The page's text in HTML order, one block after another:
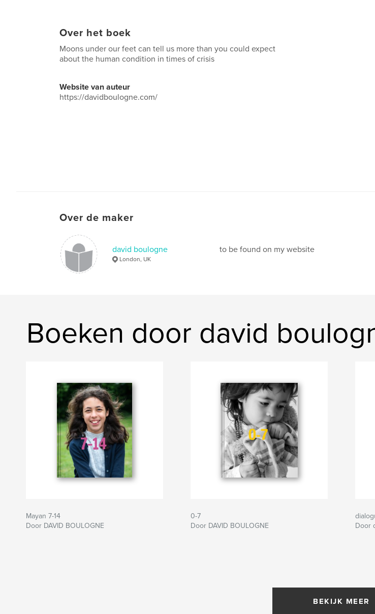
Over het boek
Moons under our feet can tell us more than you could expect
about the human condition in times of crisis
Website van auteur
https://davidboulogne.com/
Over de maker
david boulogne
London, UK
to be found on my website
Boeken door david
Mayan 7-14
Door DAVID BOULOGNE
0-7
Door DAVID BOULOGNE
Door
BEKIJK MEER